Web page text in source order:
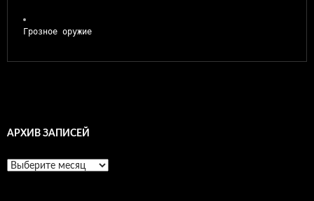
Грозное оружие
АРХИВ ЗАПИСЕЙ
Архив